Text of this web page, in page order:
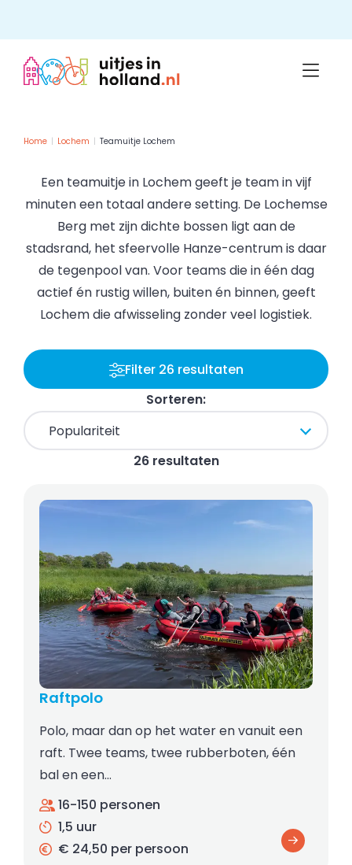
content
Home Lochem Teamuitje Lochem
Een teamuitje in Lochem geeft je team in vijf
minuten een totaal andere setting. De Lochemse
Berg met zijn dichte bossen ligt aan de
stadsrand, het sfeervolle Hanze-centrum is daar
de tegenpool van. Voor teams die in één dag
actief én rustig willen, buiten én binnen, geeft
Lochem die afwisseling zonder veel logistiek.
Filter 26 resultaten
26 resultaten
Sorteren:
Raftpolo
Polo, maar dan op het water en vanuit een
raft. Twee teams, twee rubberboten, één
bal en een…
16-150 personen
1,5 uur
€ 24,50 per persoon